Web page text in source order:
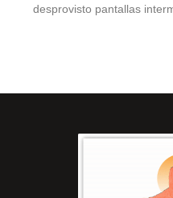
desprovisto pantallas